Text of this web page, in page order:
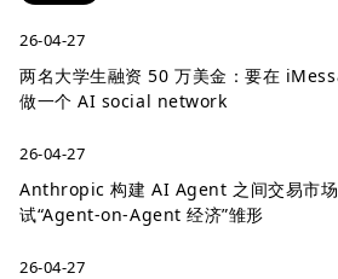
26-04-27
两名大学生融资 50 万美金：要在
做一个 AI social network
26-04-27
Anthropic 构建 AI Agent 之间交易市
试“Agent-on-Agent 经济”雏形
26-04-27